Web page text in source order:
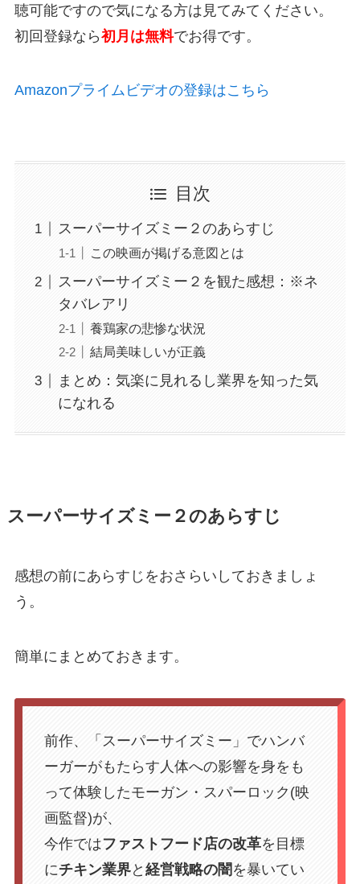
聴可能ですので気になる方は見てみてください。
初回登録なら初月は無料でお得です。
Amazonプライムビデオの登録はこちら
目次
スーパーサイズミー２のあらすじ
この映画が掲げる意図とは
スーパーサイズミー２を観た感想：※ネ
タバレアリ
養鶏家の悲惨な状況
結局美味しいが正義
まとめ：気楽に見れるし業界を知った気
になれる
スーパーサイズミー２のあらすじ
感想の前にあらすじをおさらいしておきましょ
う。
簡単にまとめておきます。
前作、「スーパーサイズミー」でハンバ
ーガーがもたらす人体への影響を身をも
って体験したモーガン・スパーロック(映
画監督)が、
今作ではファストフード店の改革を目標
にチキン業界と 経営戦略の闇 を暴いてい